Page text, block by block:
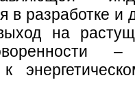
в разработке и
на
к